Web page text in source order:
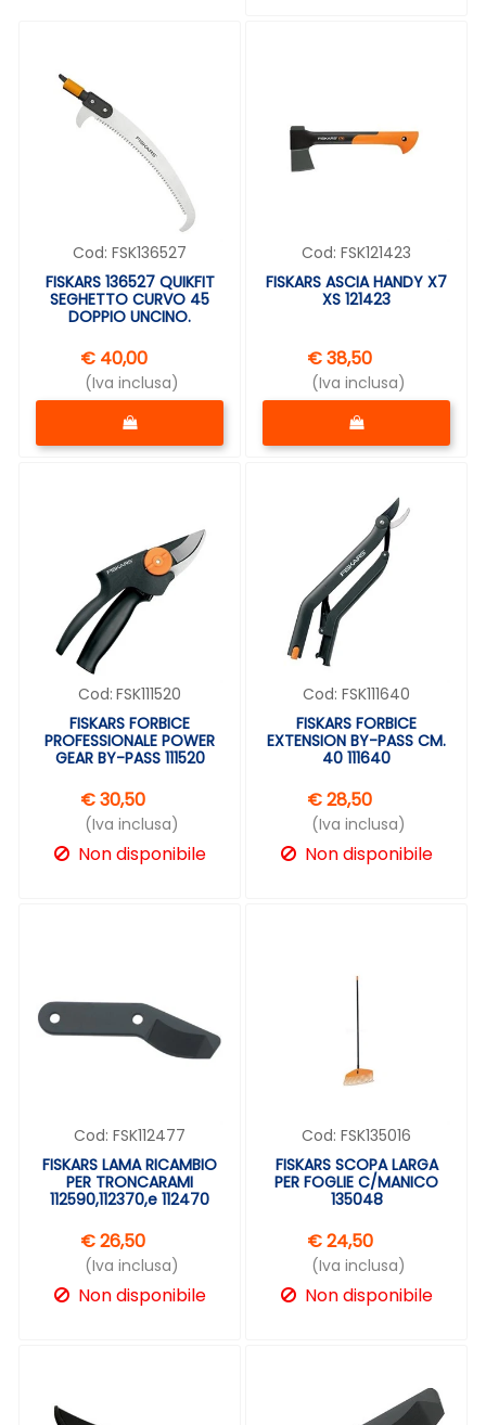
Cod: FSK136527
FISKARS 136527 QUIKFIT
SEGHETTO CURVO 45
DOPPIO UNCINO.
€ 40,00
(Iva inclusa)
Quantità
Cod: FSK121423
FISKARS ASCIA HANDY X7
XS 121423
€ 38,50
(Iva inclusa)
Quantità
Cod: FSK111520
FISKARS FORBICE
PROFESSIONALE POWER
GEAR BY-PASS 111520
€ 30,50
(Iva inclusa)
Non disponibile
Cod: FSK111640
FISKARS FORBICE
EXTENSION BY-PASS CM.
40 111640
€ 28,50
(Iva inclusa)
Non disponibile
Cod: FSK112477
FISKARS LAMA RICAMBIO
PER TRONCARAMI
112590,112370,e 112470
€ 26,50
(Iva inclusa)
Non disponibile
Cod: FSK135016
FISKARS SCOPA LARGA
PER FOGLIE C/MANICO
135048
€ 24,50
(Iva inclusa)
Non disponibile